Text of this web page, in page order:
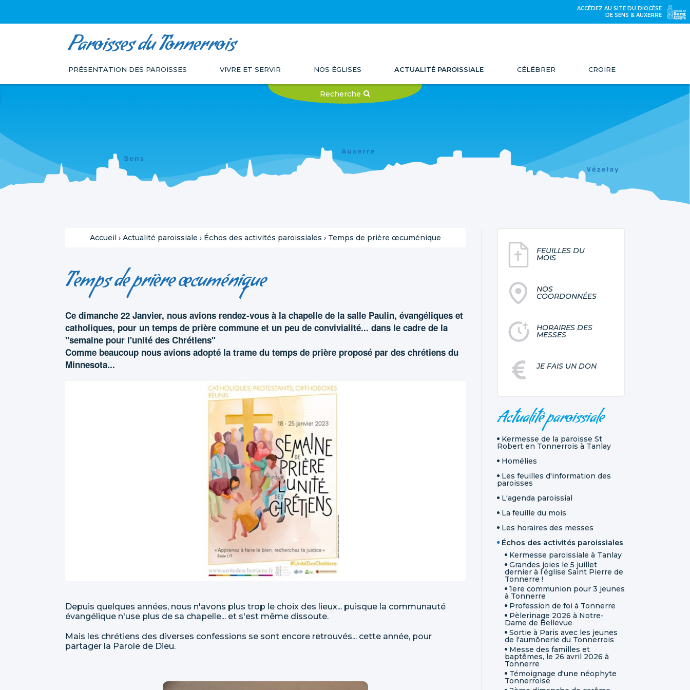
Aller
ACCÉDEZ AU SITE DU DIOCÈSE
DE SENS & AUXERRE
Paroisses du Tonnerrois
PRÉSENTATION DES PAROISSES ACTUALITÉ PAROISSIALE CÉLÉBRER CROIRE
VIVRE ET SERVIR NOS ÉGLISES
Recherche
Accueil › Actualité paroissiale › Échos des activités paroissiales › Temps de prière œcuménique
Temps de prière œcuménique
Ce dimanche 22 Janvier, nous avions rendez-vous à la chapelle de la salle Paulin, évangéliques et
catholiques, pour un temps de prière commune et un peu de convivialité... dans le cadre de la
"semaine pour l'unité des Chrétiens"
Comme beaucoup nous avions adopté la trame du temps de prière proposé par des chrétiens du
Minnesota...
Depuis quelques années, nous n'avons plus trop le choix des lieux... puisque la communauté
évangélique n'use plus de sa chapelle... et s'est même dissoute.
Mais les chrétiens des diverses confessions se sont encore retrouvés... cette année, pour
partager la Parole de Dieu.
FEUILLES DU
MOIS
NOS
COORDONNÉES
HORAIRES DES
MESSES
JE FAIS UN DON
Actualité paroissiale
Kermesse de la paroisse St
Robert en Tonnerrois à Tanlay
Homélies
Les feuilles d'information des
paroisses
L'agenda paroissial
La feuille du mois
Les horaires des messes
Échos des activités paroissiales
Kermesse paroissiale à Tanlay
Grandes joies le 5 juillet
dernier à l‘église Saint Pierre de
Tonnerre !
1ere communion pour 3 jeunes
à Tonnerre
Profession de foi à Tonnerre
Pèlerinage 2026 à Notre-
Dame de Bellevue
Sortie à Paris avec les jeunes
de l'aumônerie du Tonnerrois
Messe des familles et
baptêmes, le 26 avril 2026 à
Tonnerre
Témoignage d'une néophyte
Tonnerroise